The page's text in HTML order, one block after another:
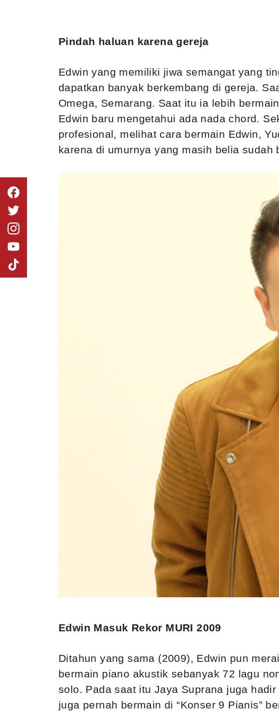
Pindah haluan karena gereja
Edwin yang memiliki jiwa semangat yang
dapatkan banyak berkembang di gereja.
Omega, Semarang. Saat itu ia lebih
Edwin baru mengetahui ada nada chord.
profesional, melihat cara bermain Edwin,
karena di umurnya yang masih belia
Edwin Masuk Rekor MURI 2009
Ditahun yang sama (2009), Edwin pun
bermain piano akustik sebanyak 72 lagu
solo. Pada saat itu Jaya Suprana juga
juga pernah bermain di “Konser 9 Pianis”